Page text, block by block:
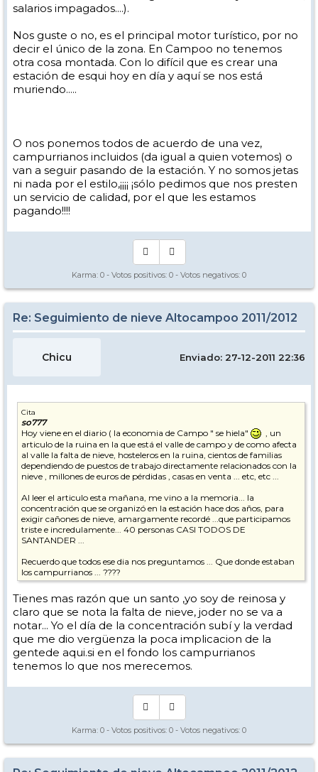
salarios impagados....).
Nos guste o no, es el principal motor turístico, por no
decir el único de la zona. En Campoo no tenemos
otra cosa montada. Con lo difícil que es crear una
estación de esqui hoy en día y aquí se nos está
muriendo.....
O nos ponemos todos de acuerdo de una vez,
campurrianos incluidos (da igual a quien votemos) o
van a seguir pasando de la estación. Y no somos jetas
ni nada por el estilo,¡¡¡¡ ¡sólo pedimos que nos presten
un servicio de calidad, por el que les estamos
pagando!!!!
Karma: 0 - Votos positivos: 0 - Votos negativos: 0
Re: Seguimiento de nieve Altocampoo 2011/2012
Chicu Enviado: 27-12-2011 22:36
Cita
so777
Hoy viene en el diario ( la economia de Campo " se hiela"
, un
articulo de la ruina en la que está el valle de campo y de como afecta
al valle la falta de nieve, hosteleros en la ruina, cientos de familias
dependiendo de puestos de trabajo directamente relacionados con la
nieve , millones de euros de pérdidas , casas en venta ... etc, etc ...
Al leer el articulo esta mañana, me vino a la memoria... la
concentración que se organizó en la estación hace dos años, para
exigir cañones de nieve, amargamente recordé ...que participamos
triste e incredulamente... 40 personas CASI TODOS DE
SANTANDER ...
Recuerdo que todos ese dia nos preguntamos ... Que donde estaban
los campurrianos ... ????
quizas ... si ese dia... hubiera subido todo Reinosa ... hoy no habria
leido este artículo.
Tienes mas razón que un santo ,yo soy de reinosa y
claro que se nota la falta de nieve, joder no se va a
notar... Yo el día de la concentración subí y la verdad
que me dio vergüenza la poca implicacion de la
gentede aqui.si en el fondo los campurrianos
tenemos lo que nos merecemos.
Karma: 0 - Votos positivos: 0 - Votos negativos: 0